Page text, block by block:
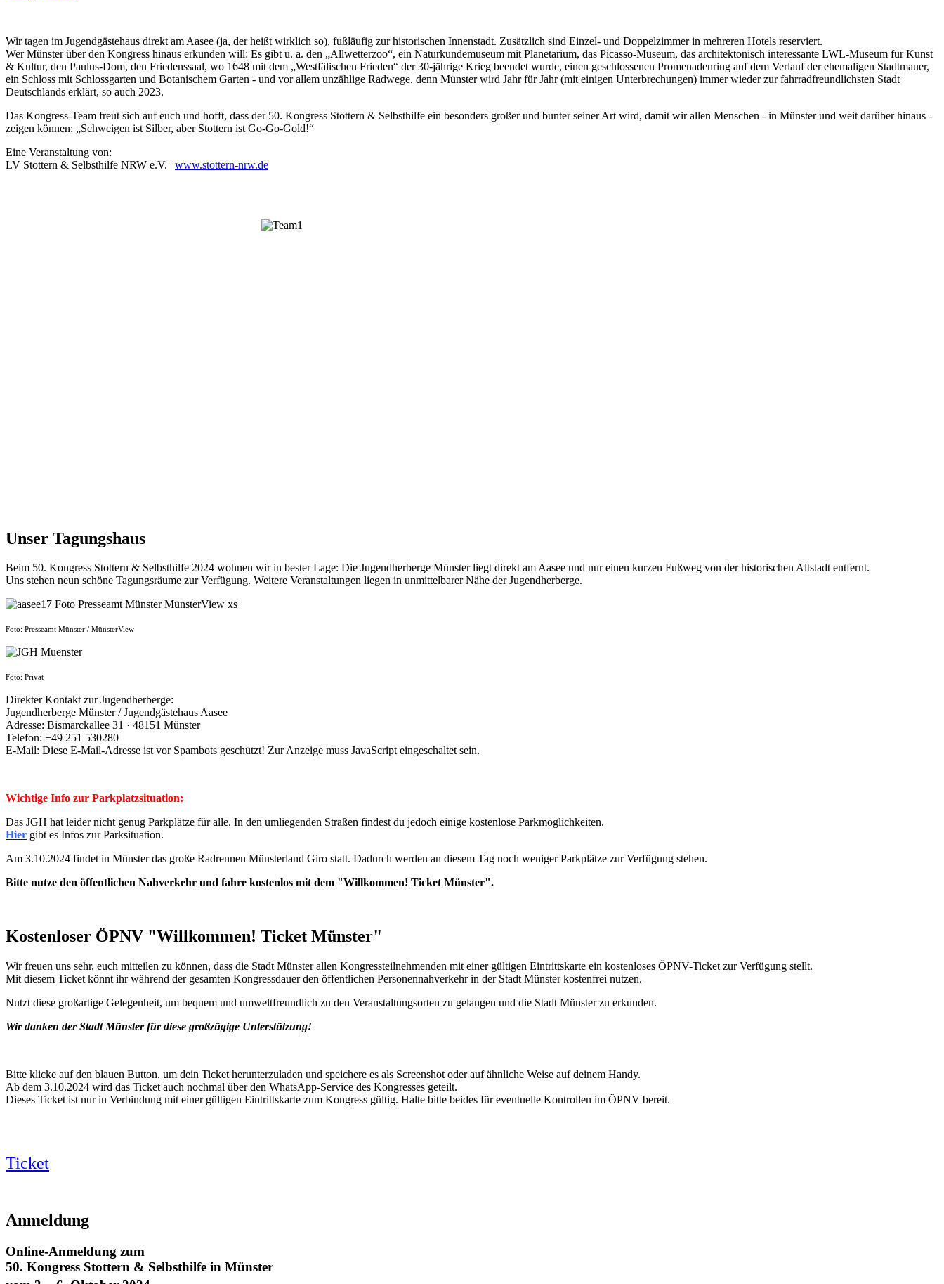
Wir tagen im Jugendgästehaus direkt am Aasee (ja, der heißt wirklich so), fußläufig zur historischen Innenstadt. Zusätzlich sind Einzel- und Doppelzimmer in mehreren Hotels reserviert.
Wer Münster über den Kongress hinaus erkunden will: Es gibt u. a. den „Allwetterzoo“, ein Naturkundemuseum mit Planetarium, das Picasso-Museum, das architektonisch interessante LWL-Museum für Kunst
& Kultur, den Paulus-Dom, den Friedenssaal, wo 1648 mit dem „Westfälischen Frieden“ der 30-jährige Krieg beendet wurde, einen geschlossenen Promenadenring auf dem Verlauf der ehemaligen Stadtmauer,
ein Schloss mit Schlossgarten und Botanischem Garten - und vor allem unzählige Radwege, denn Münster wird Jahr für Jahr (mit einigen Unterbrechungen) immer wieder zur fahrradfreundlichsten Stadt
Deutschlands erklärt, so auch 2023.
Das Kongress-Team freut sich auf euch und hofft, dass der 50. Kongress Stottern & Selbsthilfe ein besonders großer und bunter seiner Art wird, damit wir allen Menschen - in Münster und weit darüber hinaus -
zeigen können: „Schweigen ist Silber, aber Stottern ist Go-Go-Gold!“
Eine Veranstaltung von:
LV Stottern & Selbsthilfe NRW e.V. | www.stottern-nrw.de
Unser Tagungshaus
Beim 50. Kongress Stottern & Selbsthilfe 2024 wohnen wir in bester Lage: Die Jugendherberge Münster liegt direkt am Aasee und nur einen kurzen Fußweg von der historischen Altstadt entfernt.
Uns stehen neun schöne Tagungsräume zur Verfügung. Weitere Veranstaltungen liegen in unmittelbarer Nähe der Jugendherberge.
Foto: Presseamt Münster / MünsterView
Foto: Privat
Direkter Kontakt zur Jugendherberge:
Jugendherberge Münster / Jugendgästehaus Aasee
Adresse: Bismarckallee 31 · 48151 Münster
Telefon: +49 251 530280
E-Mail: Diese E-Mail-Adresse ist vor Spambots geschützt! Zur Anzeige muss JavaScript eingeschaltet sein.
Wichtige Info zur Parkplatzsituation:
Das JGH hat leider nicht genug Parkplätze für alle. In den umliegenden Straßen findest du jedoch einige kostenlose Parkmöglichkeiten.
Hier gibt es Infos zur Parksituation.
Am 3.10.2024 findet in Münster das große Radrennen Münsterland Giro statt. Dadurch werden an diesem Tag noch weniger Parkplätze zur Verfügung stehen.
Bitte nutze den öffentlichen Nahverkehr und fahre kostenlos mit dem "Willkommen! Ticket Münster".
Kostenloser ÖPNV "Willkommen! Ticket Münster"
Wir freuen uns sehr, euch mitteilen zu können, dass die Stadt Münster allen Kongressteilnehmenden mit einer gültigen Eintrittskarte ein kostenloses ÖPNV-Ticket zur Verfügung stellt.
Mit diesem Ticket könnt ihr während der gesamten Kongressdauer den öffentlichen Personennahverkehr in der Stadt Münster kostenfrei nutzen.
Nutzt diese großartige Gelegenheit, um bequem und umweltfreundlich zu den Veranstaltungsorten zu gelangen und die Stadt Münster zu erkunden.
Wir danken der Stadt Münster für diese großzügige Unterstützung!
Bitte klicke auf den blauen Button, um dein Ticket herunterzuladen und speichere es als Screenshot oder auf ähnliche Weise auf deinem Handy.
Ab dem 3.10.2024 wird das Ticket auch nochmal über den WhatsApp-Service des Kongresses geteilt.
Dieses Ticket ist nur in Verbindung mit einer gültigen Eintrittskarte zum Kongress gültig. Halte bitte beides für eventuelle Kontrollen im ÖPNV bereit.
Ticket
Anmeldung
Online-Anmeldung zum
50. Kongress Stottern & Selbsthilfe in Münster